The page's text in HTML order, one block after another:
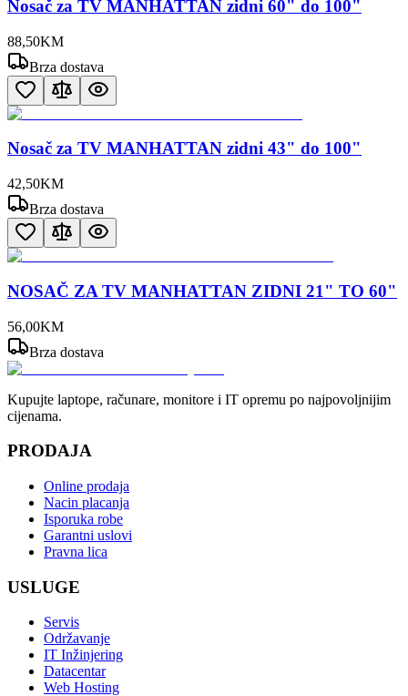
Nosač za TV MANHATTAN zidni 60" do 100"
88,50KM
Brza dostava
Nosač za TV MANHATTAN zidni 43" do 100"
42,50KM
Brza dostava
NOSAČ ZA TV MANHATTAN ZIDNI 21" TO 60"
56,00KM
Brza dostava
Kupujte laptope, računare, monitore i IT opremu po najpovoljnijim
cijenama.
PRODAJA
Online prodaja
Nacin placanja
Isporuka robe
Garantni uslovi
Pravna lica
USLUGE
Servis
Održavanje
IT Inžinjering
Datacentar
Web Hosting